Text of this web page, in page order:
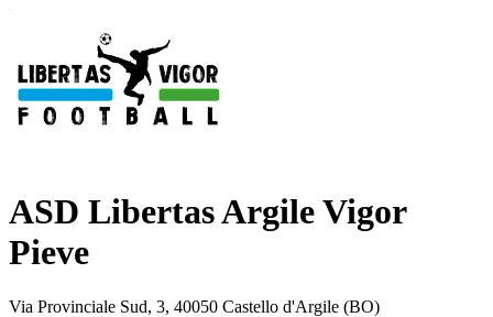
ASD Libertas Argile Vigor
Pieve
Via Provinciale Sud, 3, 40050 Castello d'Argile (BO)